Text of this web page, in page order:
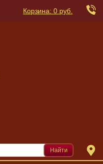
Корзина: 0 руб.
Найти